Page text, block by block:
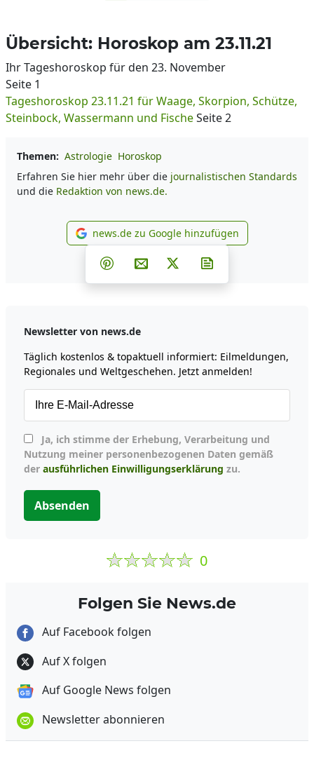
Übersicht: Horoskop am 23.11.21
Ihr Tageshoroskop für den 23. November
Seite 1
Tageshoroskop 23.11.21 für Waage, Skorpion, Schütze,
Steinbock, Wassermann und FischeSeite 2
Themen: Astrologie Horoskop
Erfahren Sie hier mehr über die journalistischen Standards
und die Redaktion von news.de.
news.de zu Google
news.de zu Google hinzufügen
Teilen auf Facebook
Teilen auf Whatsapp
Teilen auf Telegram
Teilen auf Pinterest
Per E-Mail teilen
Post auf X
Newsletter von news.de
Täglich kostenlos & topaktuell informiert: Eilmeldungen,
Regionales und Weltgeschehen. Jetzt anmelden!
Nutzung meiner personenbezogenen Daten gemäß
der ausführlichen Einwilligungserklärung zu.
Absenden
0
Folgen Sie News.de
Auf Facebook folgen
Auf X folgen
Auf Google News folgen
Newsletter abonnieren